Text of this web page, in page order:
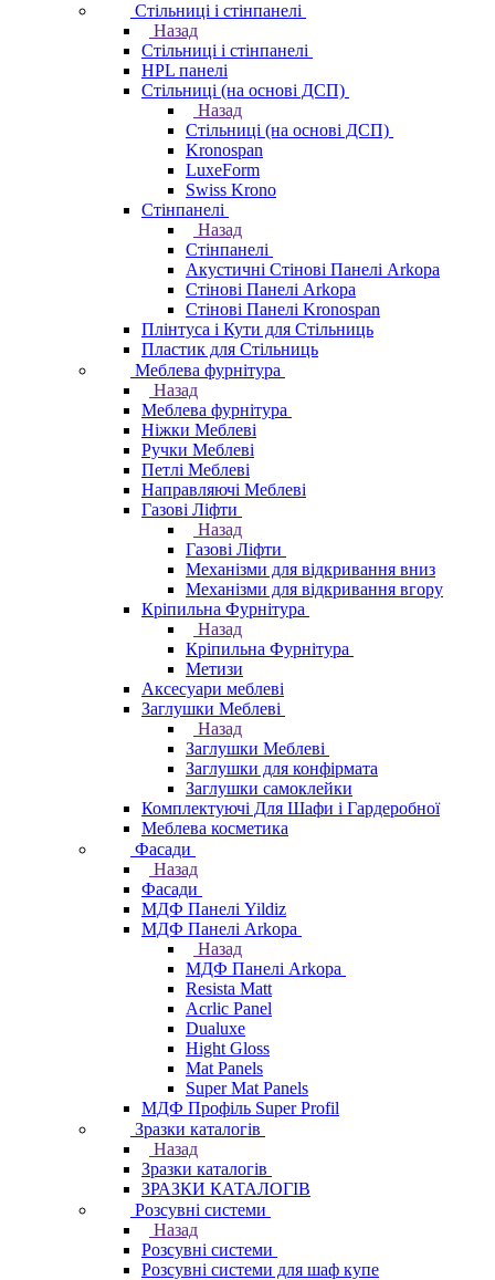
Стільниці і стінпанелі
Назад
Стільниці і стінпанелі
HPL панелі
Стільниці (на основі ДСП)
Назад
Стільниці (на основі ДСП)
Kronospan
LuxeForm
Swiss Krono
Стінпанелі
Назад
Стінпанелі
Акустичні Стінові Панелі Аrkopa
Стінові Панелі Arkopa
Стінові Панелі Kronospan
Плінтуса і Кути для Стільниць
Пластик для Стільниць
Меблева фурнітура
Назад
Меблева фурнітура
Ніжки Меблеві
Ручки Меблеві
Петлі Меблеві
Направляючі Меблеві
Газові Ліфти
Назад
Газові Ліфти
Механізми для відкривання вниз
Механізми для відкривання вгору
Кріпильна Фурнітура
Назад
Кріпильна Фурнітура
Метизи
Аксесуари меблеві
Заглушки Меблеві
Назад
Заглушки Меблеві
Заглушки для конфірмата
Заглушки самоклейки
Комплектуючі Для Шафи і Гардеробної
Меблева косметика
Фасади
Назад
Фасади
МДФ Панелі Yildiz
МДФ Панелі Arkopa
Назад
МДФ Панелі Arkopa
Resista Matt
Acrlic Panel
Dualuxe
Hight Gloss
Mat Panels
Super Mat Panels
МДФ Профіль Super Profil
Зразки каталогів
Назад
Зразки каталогів
ЗРАЗКИ КАТАЛОГІВ
Розсувні системи
Назад
Розсувні системи
Розсувні системи для шаф купе